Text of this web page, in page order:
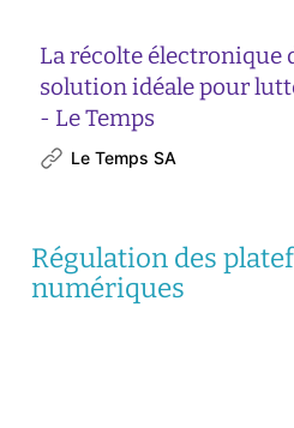
La récolte électronique
solution idéale pour
- Le Temps
Le Temps SA
Régulation des
numériques